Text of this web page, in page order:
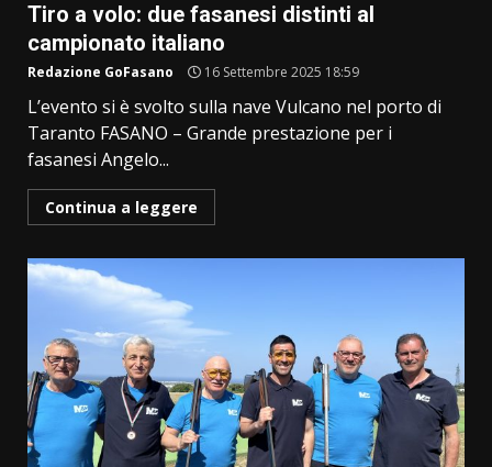
Tiro a volo: due fasanesi distinti al
campionato italiano
Redazione GoFasano 16 Settembre 2025 18:59
L’evento si è svolto sulla nave Vulcano nel porto di
Taranto FASANO – Grande prestazione per i
fasanesi Angelo...
Continua a leggere